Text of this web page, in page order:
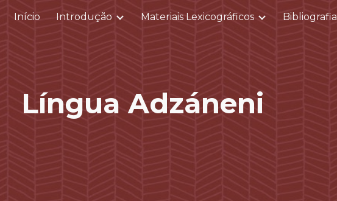
Skip to main content Skip to navigation
Início Introdução Materiais Lexicográficos Bibliografia
Língua Adzáneni